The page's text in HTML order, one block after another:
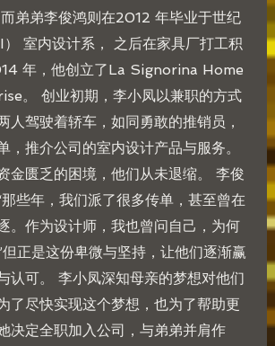
弟弟李俊鸿则在2012 年毕业于世纪
室内设计系， 之后在家具厂打工积
年，他创立了La Signorina Home
。 创业初期，李小凤以兼职的方式
人驾驶着轿车，如同勇敢的推销员，
，推介公司的室内设计产品与服务。
金匮乏的困境，他们从未退缩。 李俊
些年，我们派了很多传单，甚至曾在
。作为设计师，我也曾问自己，为何
正是这份卑微与坚持，让他们逐渐赢
认可。 李小凤深知母亲的梦想对他们
了尽快实现这个梦想，也为了帮助更
决定全职加入公司，与弟弟并肩作